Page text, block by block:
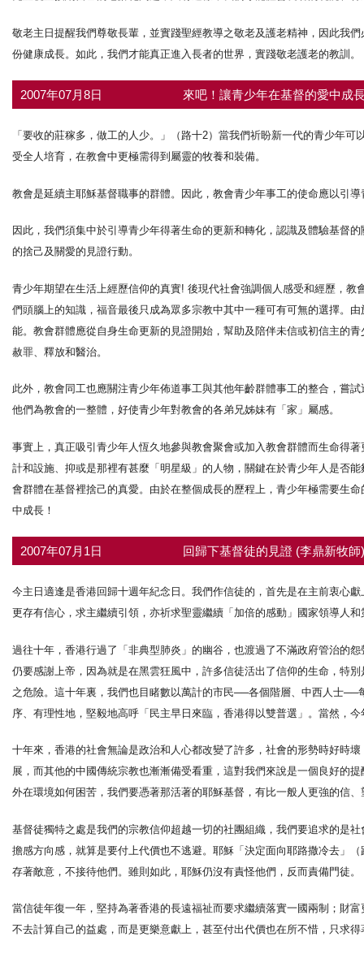
敬老主日提醒我們尊敬長輩，並實踐聖經教導之敬老及護老精神，因此我
份健康成長。如此，我們才能真正進入長者的世界，實踐敬老護老的教訓。
2007年07月8日 來吧！讓青少年在基督的愛中成
「要收的莊稼多，做工的人少。」（路十2）當我們祈盼新一代的青少年
受全人培育，在教會中更極需得到屬靈的牧養和裝備。
教會是延續主耶穌基督職事的群體。因此，教會青少年事工的使命應以引
因此，我們須集中於引導青少年得著生命的更新和轉化，認識及體驗基督
的捨己及關愛的見證行動。
青少年期望在生活上經歷信仰的真實! 後現代社會強調個人感受和經歷，
們頭腦上的知識，福音最後只成為眾多宗教中其中一種可有可無的選擇。
能。教會群體應從自身生命更新的見證開始，幫助及陪伴未信或初信主的
赦罪、釋放和醫治。
此外，教會同工也應關注青少年佈道事工與其他年齡群體事工的整合，嘗
他們為教會的一整體，好使青少年對教會的各弟兄姊妹有「家」屬感。
事實上，真正吸引青少年人恆久地參與教會聚會或加入教會群體而生命得
計和設施、抑或是那裡有甚麼「明星級」的人物，關鍵在於青少年人是否
會群體在基督裡捨己的真愛。由於在整個成長的歷程上，青少年極需要生
中成長！
2007年07月1日 回歸下基督徒的見證 (李鼎新牧
今主日適逢是香港回歸十週年紀念日。我們作信徒的，首先是在主前衷心
更存有信心，求主繼續引領，亦祈求聖靈繼續「加倍的感動」國家領導人
過往十年，香港行過了「非典型肺炎」的幽谷，也渡過了不滿政府管治的
仍要感謝上帝，因為就是在黑雲狂風中，許多信徒活出了信仰的生命，特
之危險。這十年裏，我們也目睹數以萬計的市民──各個階層、中西人士
序、有理性地，堅毅地高呼「民主早日來臨，香港得以雙普選」。當然，
十年來，香港的社會無論是政治和人心都改變了許多，社會的形勢時好時
展，而其他的中國傳統宗教也漸漸備受看重，這對我們來說是一個良好的
外在環境如何困苦，我們要憑著那活著的耶穌基督，有比一般人更強的信
基督徒獨特之處是我們的宗教信仰超越一切的社團組織，我們要追求的是
擔感方向感，就算是要付上代價也不逃避。耶穌「決定面向耶路撒冷去」
存著敵意，不接待他們。雖則如此，耶穌仍沒有責怪他們，反而責備門徒。
當信徒年復一年，堅持為著香港的長遠福祉而要求繼續落實一國兩制；財
不去計算自己的益處，而是更樂意獻上，甚至付出代價也在所不惜，只求